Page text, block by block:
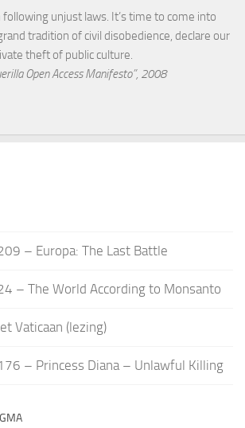
unjust laws. It’s time to come into
tradition of civil disobedience, declare our
theft of public culture.
Open Access Manifesto”, 2008
– Europa: The Last Battle
– The World According to Monsanto
Vaticaan (lezing)
– Princess Diana – Unlawful Killing